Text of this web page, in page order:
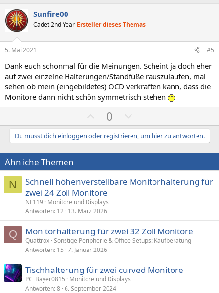
m
e
m
e
i
t
v
e
S
t
i
m
m
e
a
t
v
e
S
t
i
m
e
Sunfire00
Cadet 2nd Year Ersteller dieses Themas
5. Mai 2021 #5
Dank euch schonmal für die Meinungen. Scheint ja doch eher
auf zwei einzelne Halterungen/Standfüße rauszulaufen, mal
sehen ob mein (eingebildetes) OCD verkraften kann, dass die
Monitore dann nicht schön symmetrisch stehen
o
s
i
i
v
e
S
t
i
m
m
e
0
e
g
a
i
v
t
i
m
m
e
Du musst dich einloggen oder registrieren, um hier zu antworten.
Ähnliche Themen
N
Schnell höhenverstellbare Monitorhalterung für
zwei 24 Zoll Monitore
NF119
Monitore und Displays
Antworten 12 13. März 2026
Q Monitorhalterung für zwei 32 Zoll Monitore
Quattrox Sonstige Peripherie & Office-Setups: Kaufberatung
Antworten 15 7. Januar 2026
Tischhalterung für zwei curved Monitore
PC_Bayer0815
Monitore und Displays
Antworten 8 6. September 2024